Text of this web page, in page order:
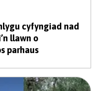
cyfyngiad nad
llawn o
parhaus